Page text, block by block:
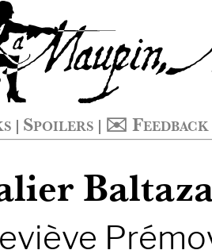
| Spoilers | ✉️ Feedback